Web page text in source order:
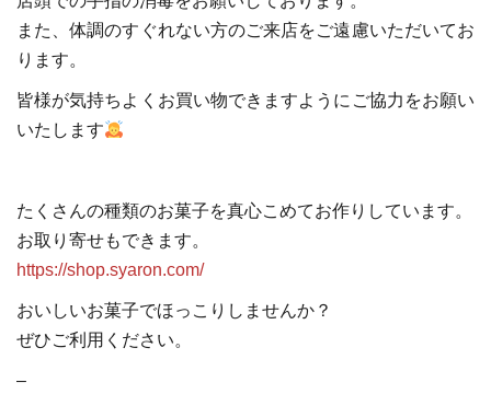
また、体調のすぐれない方のご来店をご遠慮いただいてお
ります。
皆様が気持ちよくお買い物できますようにご協力をお願い
いたします
たくさんの種類のお菓子を真心こめてお作りしています。
お取り寄せもできます。
https://shop.syaron.com/
おいしいお菓子でほっこりしませんか？
ぜひご利用ください。
–